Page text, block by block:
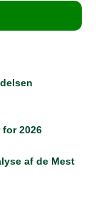
2026
af de Mest